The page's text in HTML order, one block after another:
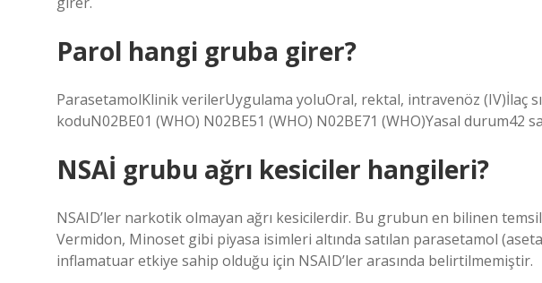
Parol hangi gruba girer?
ParasetamolKlinik verilerUygulama yoluOral, rektal, intravenöz (IV)İlaç
koduN02BE01 (WHO) N02BE51 (WHO) N02BE71 (WHO)Yasal durum42
NSAİ grubu ağrı kesiciler hangileri?
NSAID’ler narkotik olmayan ağrı kesicilerdir. Bu grubun en bilinen
Vermidon, Minoset gibi piyasa isimleri altında satılan parasetamol
inflamatuar etkiye sahip olduğu için NSAID’ler arasında belirtilmemiştir.